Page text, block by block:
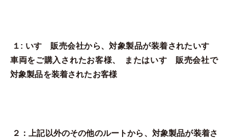
１: いすゞ販売会社から、対象製品が装着されたいすゞ
車両をご購入されたお客様、
またはいすゞ販売会社で
対象製品を装着されたお客様
２：上記以外のその他のルートから、対象製品が装着さ